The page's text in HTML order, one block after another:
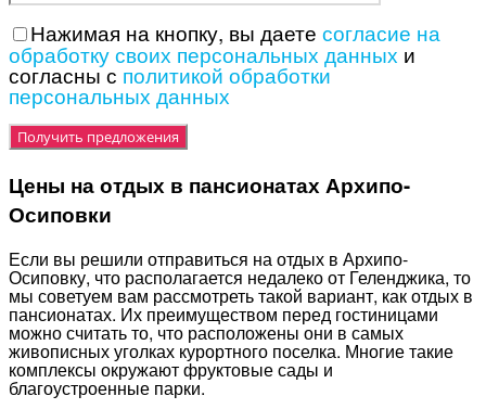
Нажимая на кнопку, вы даете согласие на
обработку своих персональных данных и
согласны с политикой обработки
персональных данных
Цены на отдых в пансионатах Архипо-
Осиповки
Если вы решили отправиться на отдых в Архипо-
Осиповку, что располагается недалеко от Геленджика, то
мы советуем вам рассмотреть такой вариант, как отдых в
пансионатах. Их преимуществом перед гостиницами
можно считать то, что расположены они в самых
живописных уголках курортного поселка. Многие такие
комплексы окружают фруктовые сады и
благоустроенные парки.